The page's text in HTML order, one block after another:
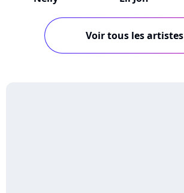
Voir tous les artistes